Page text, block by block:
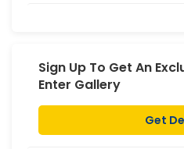
Sign Up To Get An
Enter Gallery
Get